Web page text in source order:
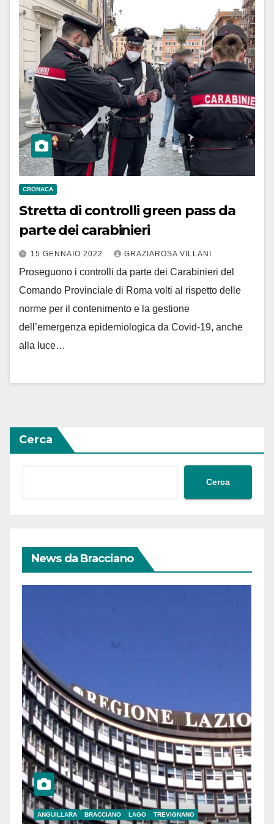
CRONACA
Stretta di controlli green pass da
parte dei carabinieri
15 GENNAIO 2022 GRAZIAROSA VILLANI
Proseguono i controlli da parte dei Carabinieri del
Comando Provinciale di Roma volti al rispetto delle
norme per il contenimento e la gestione
dell’emergenza epidemiologica da Covid-19, anche
alla luce…
Cerca
Cerca
News da Bracciano
ANGUILLARA BRACCIANO LAGO TREVIGNANO